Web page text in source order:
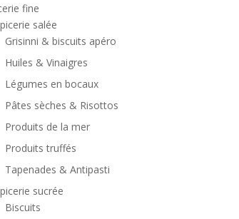
fine
salée
Grisinni & biscuits apéro
Huiles & Vinaigres
Légumes en bocaux
Pâtes sèches & Risottos
Produits de la mer
Produits truffés
Tapenades & Antipasti
sucrée
Biscuits